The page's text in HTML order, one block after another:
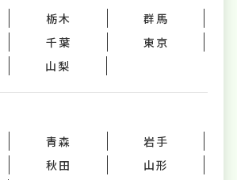
栃木
群馬
千葉
東京
山梨
青森
岩手
秋田
山形